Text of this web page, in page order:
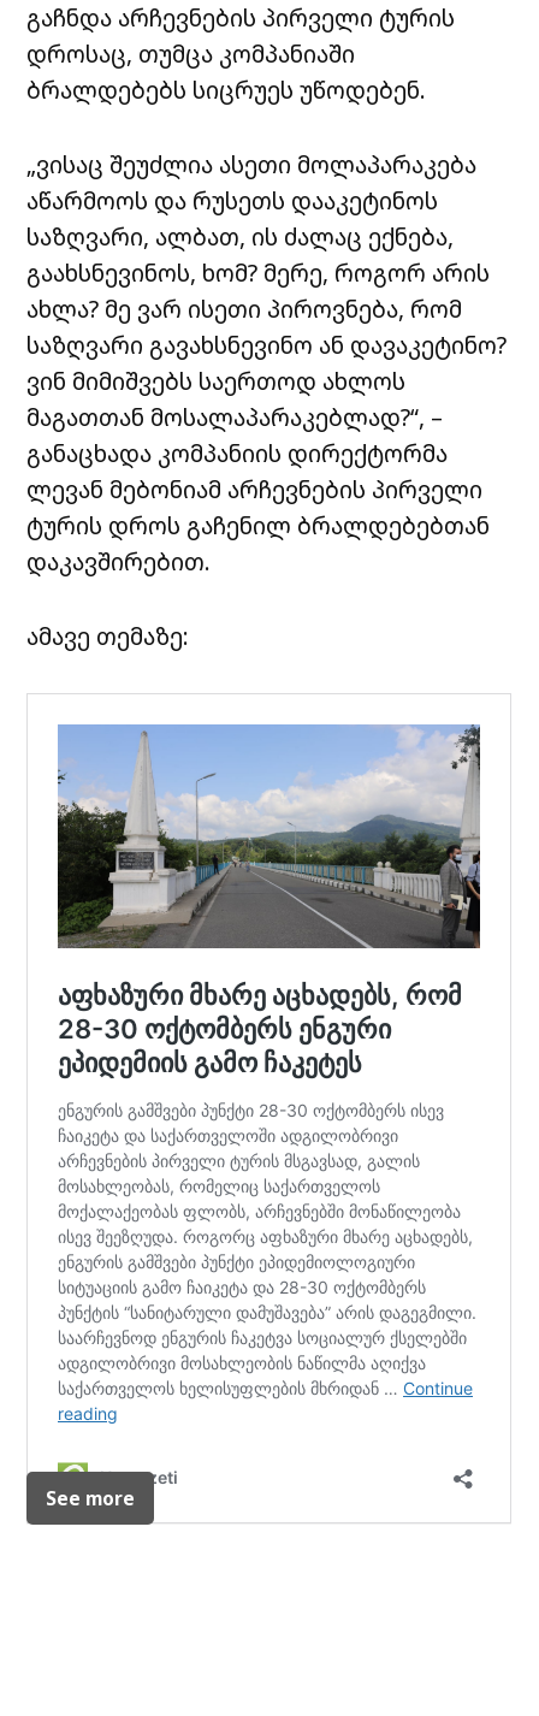
გაჩნდა არჩევნების პირველი ტურის
დროსაც, თუმცა კომპანიაში
ბრალდებებს სიცრუეს უწოდებენ.
„ვისაც შეუძლია ასეთი მოლაპარაკება
აწარმოოს და რუსეთს დააკეტინოს
საზღვარი, ალბათ, ის ძალაც ექნება,
გაახსნევინოს, ხომ? მერე, როგორ არის
ახლა? მე ვარ ისეთი პიროვნება, რომ
საზღვარი გავახსნევინო ან დავაკეტინო?
ვინ მიმიშვებს საერთოდ ახლოს
მაგათთან მოსალაპარაკებლად?“, –
განაცხადა კომპანიის დირექტორმა
ლევან მებონიამ არჩევნების პირველი
ტურის დროს გაჩენილ ბრალდებებთან
დაკავშირებით.
ამავე თემაზე:
See more